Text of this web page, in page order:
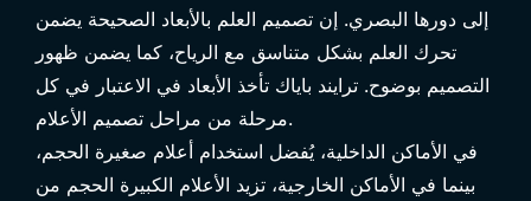
إلى دورها البصري. إن تصميم العلم بالأبعاد الصحيحة يضمن
تحرك العلم بشكل متناسق مع الرياح، كما يضمن ظهور
التصميم بوضوح. ترايند باياك تأخذ الأبعاد في الاعتبار في كل
مرحلة من مراحل تصميم الأعلام.
في الأماكن الداخلية، يُفضل استخدام أعلام صغيرة الحجم،
بينما في الأماكن الخارجية، تزيد الأعلام الكبيرة الحجم من